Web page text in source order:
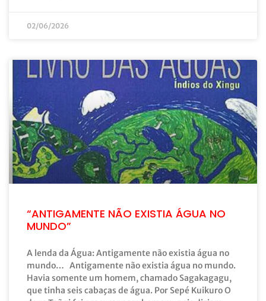
02/06/2026
“ANTIGAMENTE NÃO EXISTIA ÁGUA NO
MUNDO”
A lenda da Água: Antigamente não existia água no
mundo… Antigamente não existia água no mundo.
Havia somente um homem, chamado Sagakagagu,
que tinha seis cabaças de água. Por Sepé Kuikuro O